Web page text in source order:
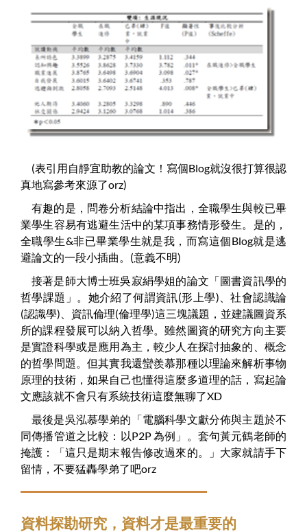
(表引用自靜宜助教的論文！寫個Blog就沒很打算很認
真地寫參考來源了orz)
有趣的是，問卷分析結論中指出，全職學生與較已畢
業學生容易有逃避生活中的某項事務情形發生。是的，
全職學生&非已畢業學生就是我，而寫這個Blog就是逃
避論文的一段小插曲。(意義不明)
接著是師大博士班吳寂絹學姐的論文「圖書資訊學的
哲學課題」。她介紹了何謂資訊(形上學)、社會認識論
(認識學)、資訊倫理(倫理學)這三塊議題，並建議圖資系
所的課程發展可以納入哲學。雖然圖資的研究方向主要
是實證科學或是應用為主，較少人在探討抽象的、概念
的哲學問題。但其實我還蠻羨慕那種以理論來解析事物
原理的技術，如果自己也懂得這麼多道理的話，寫起論
文應該就不會只有系統技術這麼無聊了XD
最後是吳泓慕學弟的「電腦科學文獻分佈與主題於不
同傳播管道之比較：以P2P 為例」。套句黃元鶴老師的
掩護：「這只是期末報告修改過來的。」大家就請手下
留情，不要猛轟學弟了吧orz
資料探勘研究，資料才是最重要的